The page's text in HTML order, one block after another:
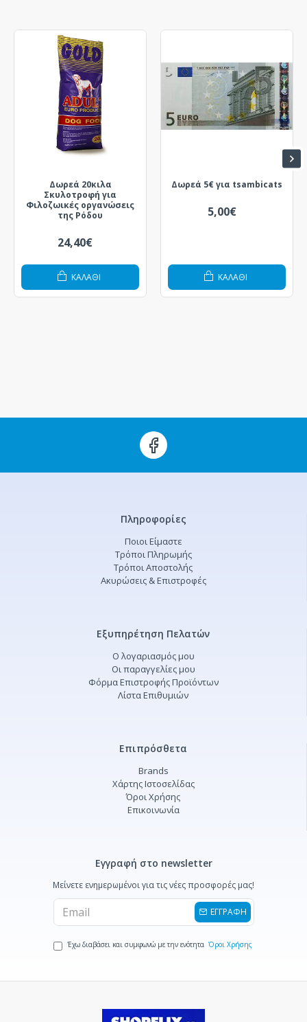
Δωρεά 20κιλα
Σκυλοτροφή για
Φιλοζωικές οργανώσεις
της Ρόδου
24,40€
ΚΑΛΆΘΙ
Δωρεά 5€ για tsambicats
5,00€
ΚΑΛΆΘΙ
Πληροφορίες
Ποιοι Είμαστε
Τρόποι Πληρωμής
Τρόποι Αποστολής
Ακυρώσεις & Επιστροφές
Εξυπηρέτηση Πελατών
Ο λογαριασμός μου
Οι παραγγελίες μου
Φόρμα Επιστροφής Προϊόντων
Λίστα Επιθυμιών
Επιπρόσθετα
Brands
Χάρτης Ιστοσελίδας
Όροι Χρήσης
Επικοινωνία
Εγγραφή στο newsletter
Μείνετε ενημερωμένοι για τις νέες προσφορές μας!
ΕΓΓΡΑΦΗ
Έχω διαβάσει και συμφωνώ με την ενότητα Όροι Χρήσης